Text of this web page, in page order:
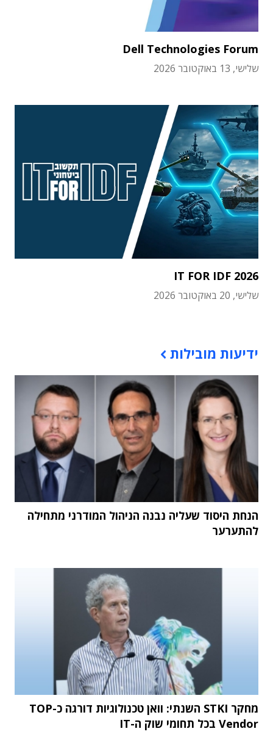
Dell Technologies Forum
שלישי, 13 באוקטובר 2026
IT FOR IDF 2026
שלישי, 20 באוקטובר 2026
ידיעות מובילות
הנחת היסוד שעליה נבנה הניהול המודרני מתחילה
להתערער
מחקר STKI השנתי: וואן טכנולוגיות דורגה כ-TOP
Vendor בכל תחומי שוק ה-IT